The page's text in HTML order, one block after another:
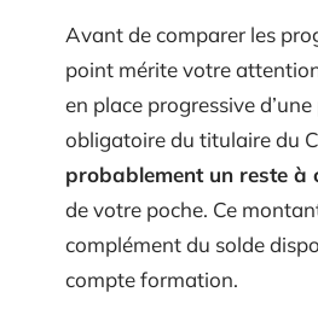
Avant de comparer les
point mérite votre
en place progressive
obligatoire du titulaire du
probablement un reste à
de votre poche. Ce
complément du solde
compte formation.